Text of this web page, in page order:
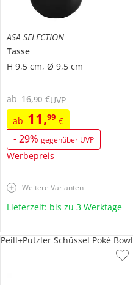
ASA SELECTION
Tasse
H 9,5 cm, Ø 9,5 cm
ab 11,99 €
-29% gegenüber UVP
Werbepreis
ab 16,90 €UVP
Weitere Varianten
Lieferzeit: bis zu 3 Werktage
Peill+Putzler Schüssel Poké Bowl